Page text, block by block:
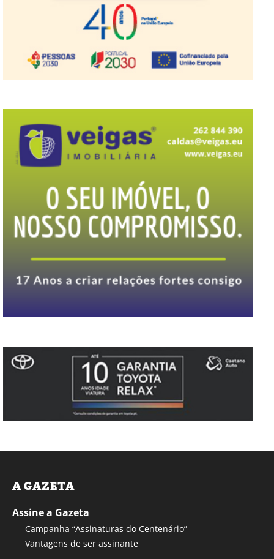
A GAZETA
Assine a Gazeta
Campanha “Assinaturas do Centenário”
Vantagens de ser assinante